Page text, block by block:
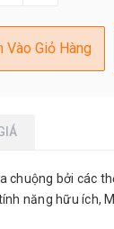
Vào Giỏ Hàng
chuộng bởi các
năng hữu ích,